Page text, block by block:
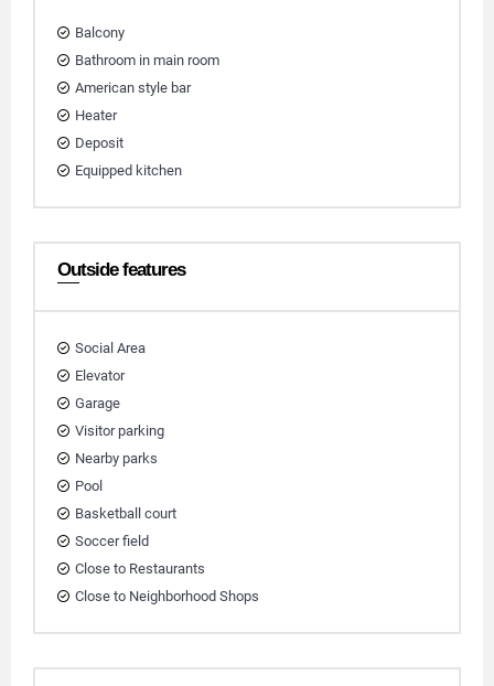
Balcony
Bathroom in main room
American style bar
Heater
Deposit
Equipped kitchen
Outside features
Social Area
Elevator
Garage
Visitor parking
Nearby parks
Pool
Basketball court
Soccer field
Close to Restaurants
Close to Neighborhood Shops